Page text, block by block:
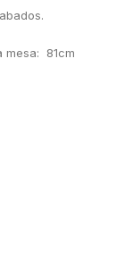
mesa: 81cm